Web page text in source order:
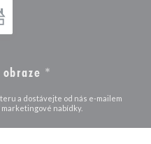
*
a dostávejte od nás e-mailem
nabídky.